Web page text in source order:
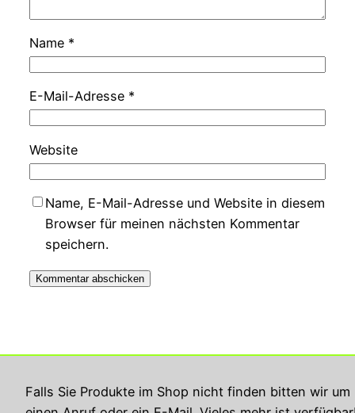
Falls Sie Produkte im Shop nicht finden bitten wir um
Name *
E-Mail-Adresse *
Website
Name, E-Mail-Adresse und Website in diesem
Browser für meinen nächsten Kommentar
speichern.